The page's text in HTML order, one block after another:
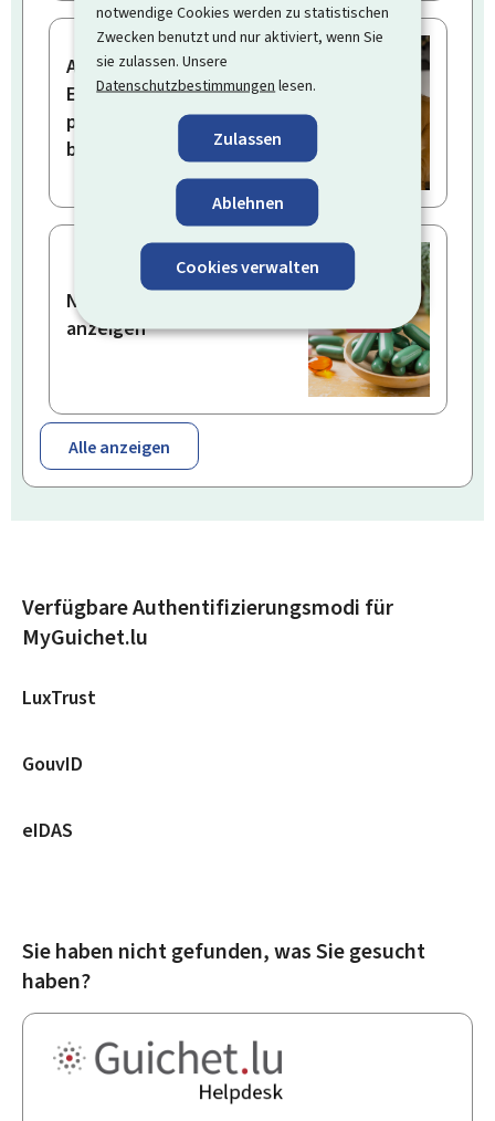
notwendige Cookies werden zu statistischen
Zwecken benutzt und nur aktiviert, wenn Sie
sie zulassen. Unsere
Datenschutzbestimmungen lesen.
Zulassen
Ablehnen
Cookies verwalten
Als Arbeitgeber eine
Erstattung für
politischen Urlaub
beantragen
Nahrungsergänzungsmittel
anzeigen
Alle anzeigen
Verfügbare Authentifizierungsmodi für
MyGuichet.lu
LuxTrust
GouvID
eIDAS
Sie haben nicht gefunden, was Sie gesucht
haben?